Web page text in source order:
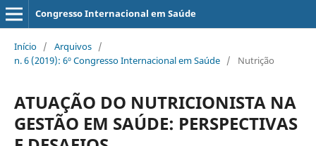
Congresso Internacional em Saúde
Início / Arquivos /
n. 6 (2019): 6º Congresso Internacional em Saúde / Nutrição
ATUAÇÃO DO NUTRICIONISTA NA
GESTÃO EM SAÚDE: PERSPECTIVAS